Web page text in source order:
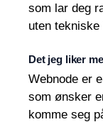
som lar deg
uten tekniske
Det jeg liker
Webnode er
som ønsker
komme seg